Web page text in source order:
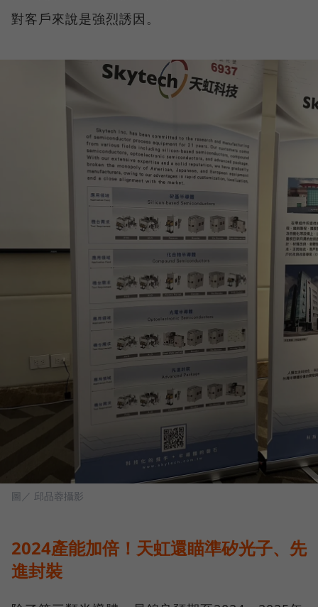
對客戶來說是強烈誘因。
圖／ 邱品蓉攝影
2024產能加倍！天虹還瞄準矽光子、先
進封裝